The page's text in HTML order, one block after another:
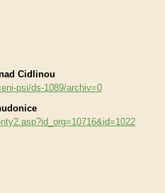
Cidlinou
psi/ds-1089/archiv=0